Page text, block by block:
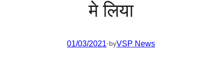
मे लिया
01/03/2021·byVSP News